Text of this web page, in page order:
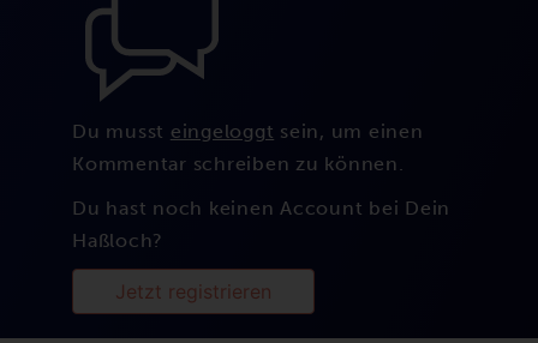
Du musst eingeloggt sein, um einen
Kommentar schreiben zu können.
Du hast noch keinen Account bei Dein
Haßloch?
Jetzt registrieren